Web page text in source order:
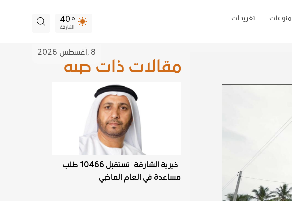
40
الشارقة
تغريدات منوعات
8 , أغسطس 2026
مقالات ذات صلة
"خيرية الشارقة" تستقبل 10466 طلب
مساعدة في العام الماضي